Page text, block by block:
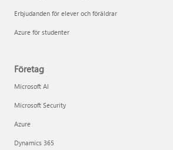
Erbjudanden för elever och föräldrar
Azure för studenter
Företag
Microsoft AI
Microsoft Security
Azure
Dynamics 365